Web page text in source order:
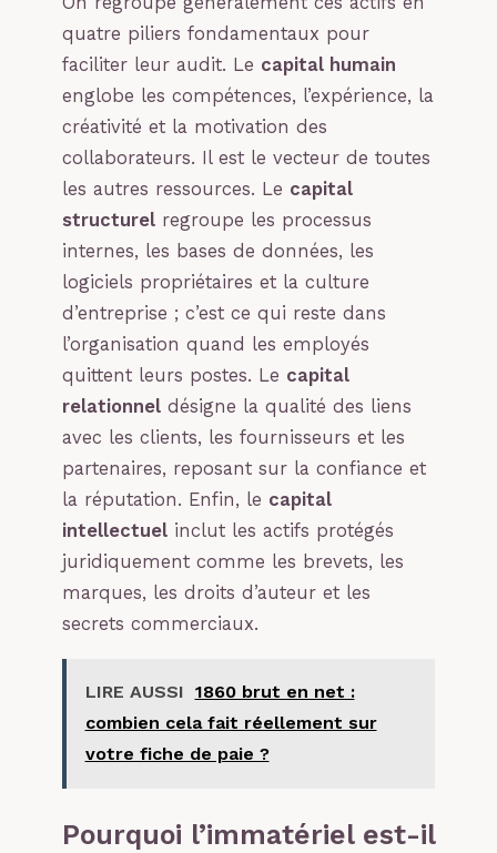
quatre piliers fondamentaux pour
faciliter leur audit. Le capital humain
englobe les compétences, l’expérience, la
créativité et la motivation des
collaborateurs. Il est le vecteur de toutes
les autres ressources. Le capital
structurel regroupe les processus
internes, les bases de données, les
logiciels propriétaires et la culture
d’entreprise ; c’est ce qui reste dans
l’organisation quand les employés
quittent leurs postes. Le capital
relationnel désigne la qualité des liens
avec les clients, les fournisseurs et les
partenaires, reposant sur la confiance et
la réputation. Enfin, le capital
intellectuel inclut les actifs protégés
juridiquement comme les brevets, les
marques, les droits d’auteur et les
secrets commerciaux.
LIRE AUSSI 1860 brut en net :
combien cela fait réellement sur
votre fiche de paie ?
Pourquoi l’immatériel est-il